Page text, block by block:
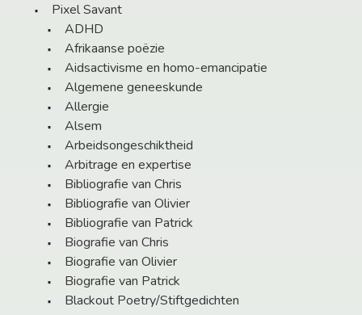
Pixel Savant
ADHD
Afrikaanse poëzie
Aidsactivisme en homo-emancipatie
Algemene geneeskunde
Allergie
Alsem
Arbeidsongeschiktheid
Arbitrage en expertise
Bibliografie van Chris
Bibliografie van Olivier
Bibliografie van Patrick
Biografie van Chris
Biografie van Olivier
Biografie van Patrick
Blackout Poetry/Stiftgedichten